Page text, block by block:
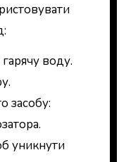
воду.
засобу:
уникнути